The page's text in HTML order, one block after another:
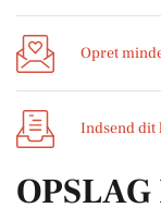
Opret
Indsend
OPSLAG